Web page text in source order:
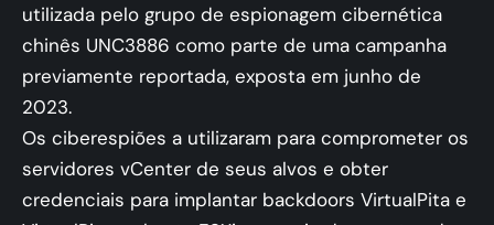
utilizada pelo grupo de espionagem cibernética
chinês UNC3886 como parte de uma campanha
previamente reportada, exposta em junho de
2023.
Os ciberespiões a utilizaram para comprometer os
servidores vCenter de seus alvos e obter
credenciais para implantar backdoors VirtualPita e